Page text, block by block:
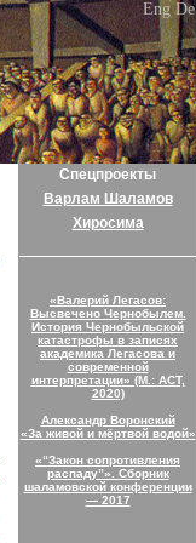
Eng De
Спецпроекты
Варлам Шаламов
Хиросима
«Валерий Легасов:
Высвечено Чернобылем.
История Чернобыльской
катастрофы в записях
академика Легасова и
современной
интерпретации» (М.: АСТ,
2020)
Александр Воронский
«За живой и мёртвой водой»
«“Закон сопротивления
распаду”». Сборник
шаламовской конференции
— 2017